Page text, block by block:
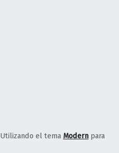
Utilizando el tema Modern para